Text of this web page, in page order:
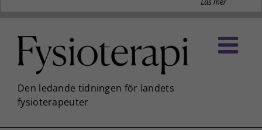
innehållet